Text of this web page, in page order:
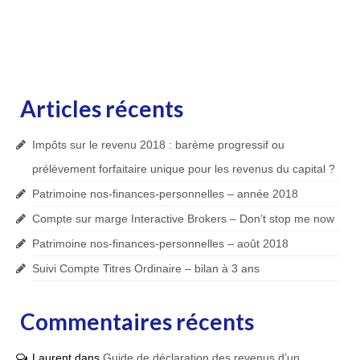
Articles récents
Impôts sur le revenu 2018 : barème progressif ou
prélèvement forfaitaire unique pour les revenus du capital ?
Patrimoine nos-finances-personnelles – année 2018
Compte sur marge Interactive Brokers – Don’t stop me now
Patrimoine nos-finances-personnelles – août 2018
Suivi Compte Titres Ordinaire – bilan à 3 ans
Commentaires récents
Laurent dans Guide de déclaration des revenus d’un